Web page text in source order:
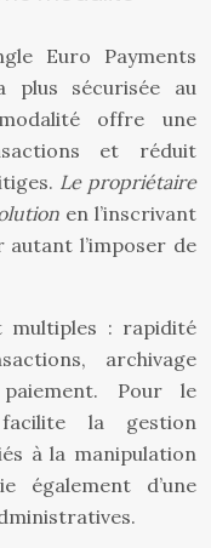
Euro Payments
plus sécurisée au
offre une
et réduit
Le propriétaire
en l’inscrivant
l’imposer de
multiples : rapidité
archivage
Pour le
la gestion
à la manipulation
également d’une